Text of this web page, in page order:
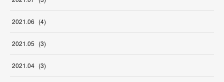
2021.06 (4)
2021.05 (3)
2021.04 (3)